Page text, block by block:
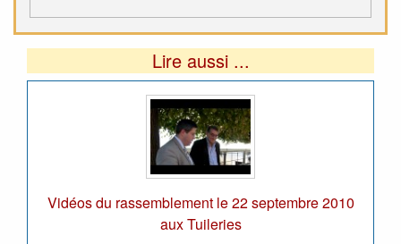
Lire aussi ...
Vidéos du rassemblement le 22 septembre 2010
aux Tuileries